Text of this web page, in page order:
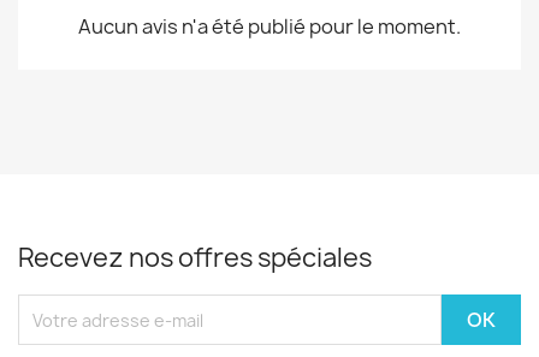
Aucun avis n'a été publié pour le moment.
Recevez nos offres spéciales